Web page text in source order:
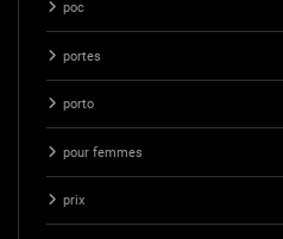
poc
portes
porto
pour femmes
prix